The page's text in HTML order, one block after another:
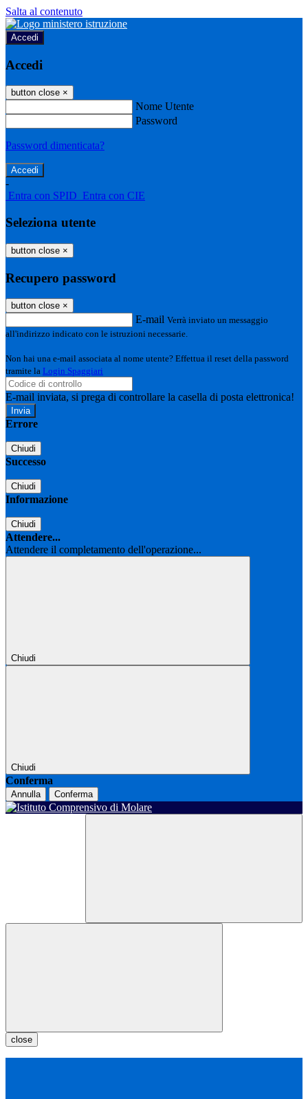
Salta al contenuto
Accedi
Accedi
button close ×
Nome Utente
Password
Password dimenticata?
-
Entra con SPID Entra con CIE
Seleziona utente
button close ×
Recupero password
button close ×
E-mail Verrà inviato un messaggio
all'indirizzo indicato con le istruzioni necessarie.
Non hai una e-mail associata al nome utente? Effettua il reset della password
tramite la Login Spaggiari
E-mail inviata, si prega di controllare la casella di posta elettronica!
Errore
Chiudi
Successo
Chiudi
Informazione
Chiudi
Attendere...
Attendere il completamento dell'operazione...
Chiudi
Chiudi
Conferma
Annulla Conferma
close